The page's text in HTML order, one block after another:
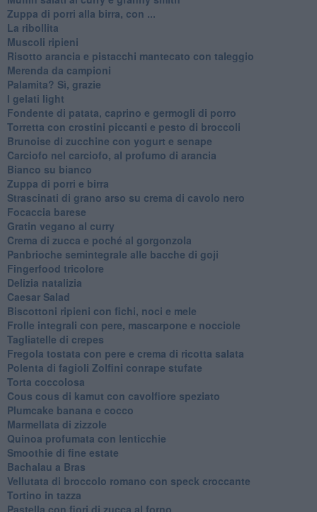
Zuppa di porri alla birra, con ...
La ribollita
Muscoli ripieni
Risotto arancia e pistacchi mantecato con taleggio
Merenda da campioni
Palamita? Sì, grazie
I gelati light
Fondente di patata, caprino e germogli di porro
Torretta con crostini piccanti e pesto di broccoli
Brunoise di zucchine con yogurt e senape
Carciofo nel carciofo, al profumo di arancia
Bianco su bianco
Zuppa di porri e birra
Strascinati di grano arso su crema di cavolo nero
Focaccia barese
Gratin vegano al curry
Crema di zucca e poché al gorgonzola
Panbrioche semintegrale alle bacche di goji
Fingerfood tricolore
Delizia natalizia
Caesar Salad
Biscottoni ripieni con fichi, noci e mele
Frolle integrali con pere, mascarpone e nocciole
Tagliatelle di crepes
Fregola tostata con pere e crema di ricotta salata
Polenta di fagioli Zolfini conrape stufate
Torta coccolosa
Cous cous di kamut con cavolfiore speziato
Plumcake banana e cocco
Marmellata di zizzole
Quinoa profumata con lenticchie
Smoothie di fine estate
Bachalau a Bras
Vellutata di broccolo romano con speck croccante
Tortino in tazza
Pastella con fiori di zucca al forno